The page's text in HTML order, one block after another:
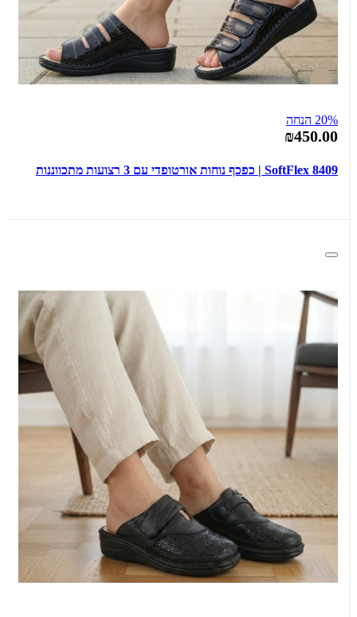
20% הנחה
₪450.00
SoftFlex 8409 | כפכף נוחות אורטופדי עם 3 רצועות מתכווננות